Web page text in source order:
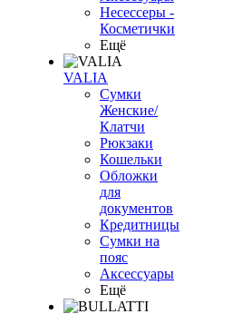
Несессеры -
Косметички
Ещё
VALIA
Сумки
Женские/
Клатчи
Рюкзаки
Кошельки
Обложки
для
документов
Кредитницы
Сумки на
пояс
Аксессуары
Ещё